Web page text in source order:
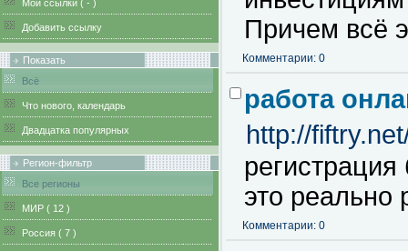
Мои ссылки ( - )
Добавить ссылку
Показать
Всё
Что нового, календарь
Двадцатка популярных
Регион-фильтр
Все регионы
MИР ( 12 )
Pоссия ( 7 )
Причем
Комментарии: 0
работа
http://
это реально
Комментарии: 0